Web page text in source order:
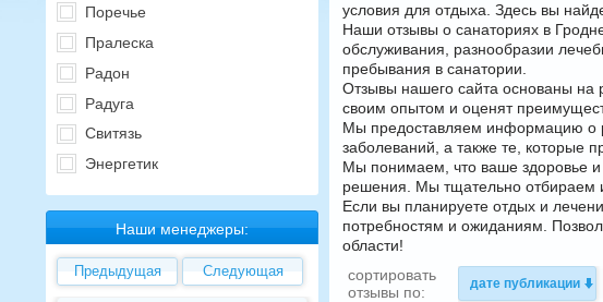
Поречье
Пралеска
Радон
Радуга
Свитязь
Энергетик
Наши менеджеры:
Предыдущая Следующая
условия для отдыха. Здесь вы
Наши отзывы о санаториях в
обслуживания, разнообразии
пребывания в санатории.
Отзывы нашего сайта основаны на
своим опытом и оценят
Мы предоставляем информацию о
заболеваний, а также те, которые
Мы понимаем, что ваше здоровье
решения. Мы тщательно отбираем
Если вы планируете отдых и
потребностям и ожиданиям.
области!
сортировать
отзывы по:
дате публикации